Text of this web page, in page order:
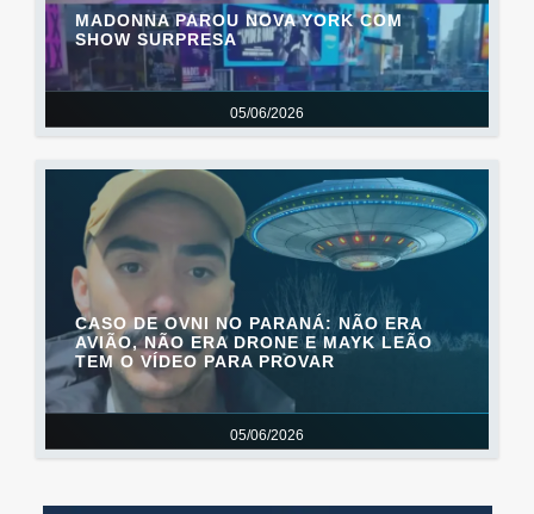
05/06/2026
MADONNA PAROU NOVA YORK COM
SHOW SURPRESA
05/06/2026
CASO DE OVNI NO PARANÁ: NÃO ERA
AVIÃO, NÃO ERA DRONE E MAYK LEÃO
TEM O VÍDEO PARA PROVAR